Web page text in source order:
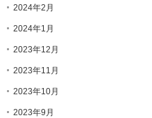
2024年2月
2024年1月
2023年12月
2023年11月
2023年10月
2023年9月